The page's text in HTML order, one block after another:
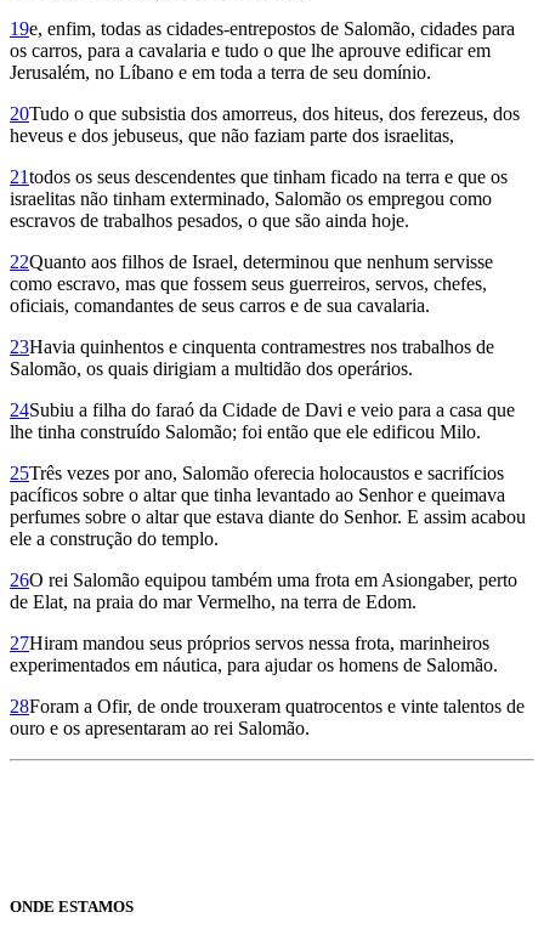
19e, enfim, todas as cidades-entrepostos de Sa­lomão, cidades para
os carros, para a cavalaria e tudo o que lhe aprouve edificar em
Jerusalém, no Líbano e em toda a terra de seu domínio.
20Tudo o que subsistia dos amorreus, dos hiteus, dos ferezeus, dos
heveus e dos jebuseus, que não faziam parte dos israelitas,
21todos os seus descendentes que tinham ficado na terra e que os
israelitas não tinham exterminado, Salomão os empregou como
escravos de trabalhos pesados, o que são ainda hoje.
22Quanto aos filhos de Israel, determinou que nenhum servisse
como escravo, mas que fossem seus guerreiros, servos, chefes,
oficiais, comandantes de seus carros e de sua cavalaria.
23Havia quinhentos e cinquenta contramestres nos trabalhos de
Salomão, os quais dirigiam a multidão dos operários.
24Subiu a filha do faraó da Cidade de Davi e veio para a casa que
lhe tinha cons­truído Salomão; foi então que ele edificou Milo.
25Três vezes por ano, Salomão oferecia holocaustos e sacrifícios
pacíficos sobre o altar que tinha levantado ao Senhor e queimava
perfumes sobre o altar que estava diante do Senhor. E assim acabou
ele a construção do templo.
26O rei Salomão equipou também uma frota em Asiongaber, perto
de Elat, na praia do mar Vermelho, na terra de Edom.
27Hiram mandou seus próprios servos nessa frota, marinheiros
experimentados em náutica, para ajudar os homens de Salomão.
28Foram a Ofir, de onde trouxeram quatrocentos e vinte talentos de
ouro e os apresentaram ao rei Salomão.
ONDE ESTAMOS